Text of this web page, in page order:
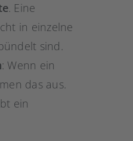
. Eine
in einzelne
sind.
: Wenn ein
das aus.
ein